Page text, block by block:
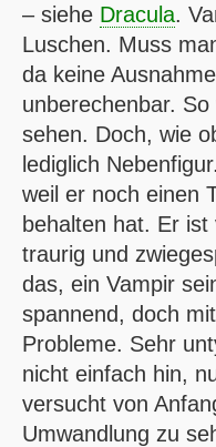
– siehe Dracula.
Luschen. Muss
da keine
unberechenbar.
sehen. Doch, wie
lediglich
weil er noch einen
behalten hat. Er
traurig und
das, ein Vampir
spannend, doch
Probleme. Sehr
nicht einfach hin,
versucht von
Umwandlung zu